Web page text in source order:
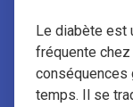
Le diabète est
fréquente
conséquences
temps. Il se